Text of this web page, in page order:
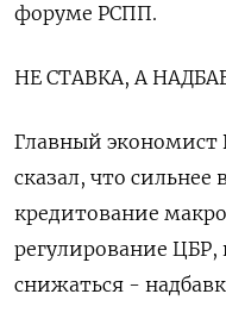
форуме РСПП.
НЕ СТАВКА, А
Главный экономист
сказал, что сильнее
кредитование
регулирование ЦБР,
снижаться -